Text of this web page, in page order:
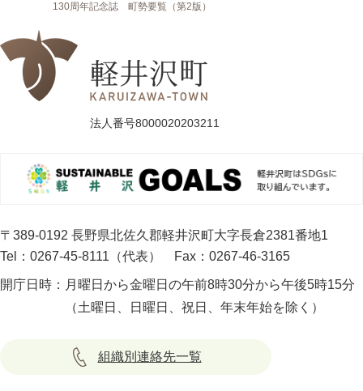
130周年記念誌 町勢要覧（第2版）
法人番号8000020203211
〒389-0192 長野県北佐久郡軽井沢町大字長倉2381番地1
Tel：0267-45-8111（代表）
Fax：0267-46-3165
開庁日時： 月曜日から金曜日の午前8時30分から午後5時15分
（土曜日、日曜日、祝日、年末年始を除く）
組織別連絡先一覧